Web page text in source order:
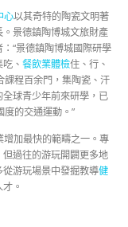
心以其奇特的陶瓷文明著
。景德鎮陶博城文旅財產
“景德鎮陶博城國際研學
、 餐飲業體檢住、行、
課程百余門，集陶瓷、汗
球青少年前來研學，已
的交通運動。”
加最快的範疇之一。專
過往的游玩開闢更多地
從游玩場景中發掘教導健
。